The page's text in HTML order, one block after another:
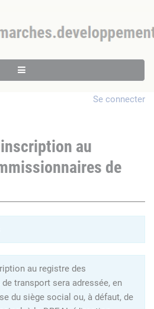
Se connecter
au
de
au registre des
transport sera adressée, en
du siège social ou, à défaut, de